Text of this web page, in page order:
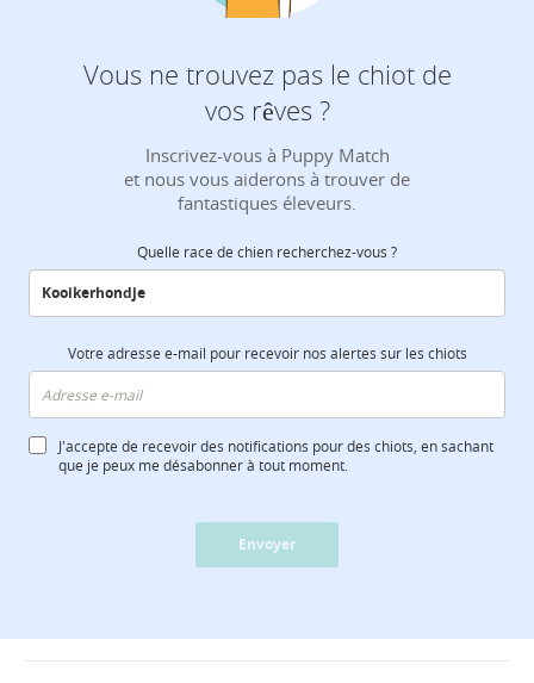
Vous ne trouvez pas le chiot de
vos rêves ?
Inscrivez-vous à Puppy Match
et nous vous aiderons à trouver de
fantastiques éleveurs.
Quelle race de chien recherchez-vous ?
Votre adresse e-mail pour recevoir nos alertes sur les chiots
J'accepte de recevoir des notifications pour des chiots, en sachant
que je peux me désabonner à tout moment.
Envoyer